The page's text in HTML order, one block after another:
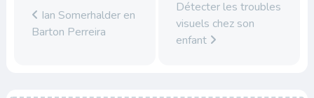
Ian Somerhalder en
Barton Perreira
Détecter les troubles
visuels chez son
enfant